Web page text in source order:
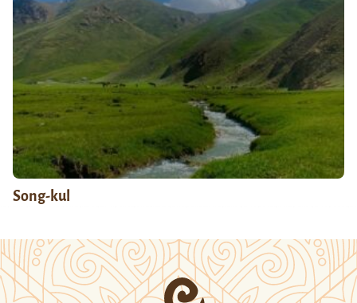
Song-kul